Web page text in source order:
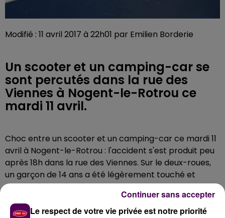
Modifié : 11 avril 2017 à 22h01 par Emilien Borderie
Un scooter et un camping-car se
sont percutés dans la rue des
Viennes à Nogent-le-Rotrou ce
mardi 11 avril.
Choc entre un scooter et un camping-car ce mardi 11
avril à Nogent-le-Rotrou : l'accident s'est produit peu
après 18h dans la rue des Viennes. Sur le deux-roues,
un garçon de 14 ans a été légèrement touché et
emmené jusqu’à l’hôpital de la ville.
Le respect de votre vie privée est notre priorité
Continuer sans accepter